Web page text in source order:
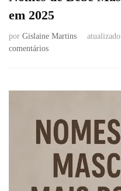
em 2025
por Gislaine Martins
comentáriosem
Populares
em
2025